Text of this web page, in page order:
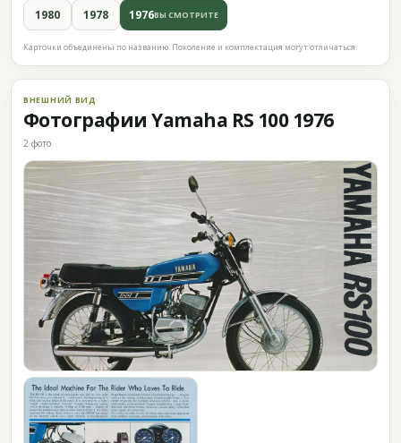
1980 1978 1976ВЫ СМОТРИТЕ
Карточки объединены по названию. Поколение и комплектация могут отличаться.
ВНЕШНИЙ ВИД
Фотографии Yamaha RS 100 1976
2 фото